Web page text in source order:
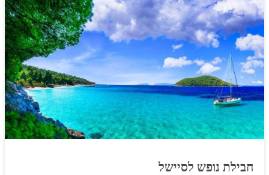
חבילת נופש לסיישל